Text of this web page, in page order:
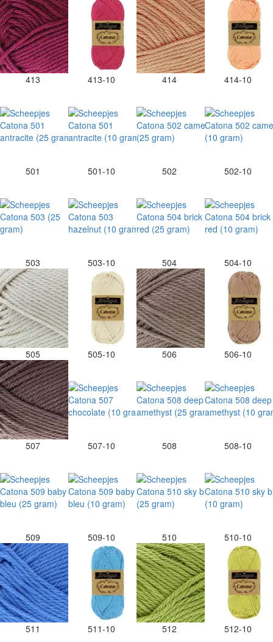
413 413-10 414 414-10
501 501-10 502 502-10
503 503-10 504 504-10
505 505-10 506 506-10
507 507-10 508 508-10
509 509-10 510 510-10
511 511-10 512 512-10